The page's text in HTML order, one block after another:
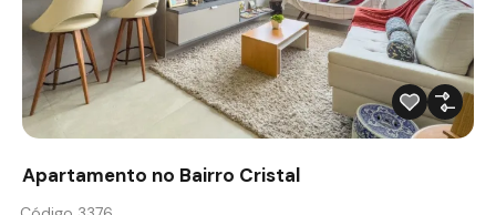
Apartamento no Bairro Cristal